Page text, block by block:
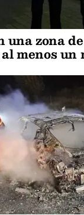
una zona
menos un